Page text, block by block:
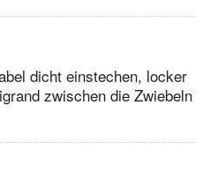
dicht einstechen, locker
zwischen die Zwiebeln